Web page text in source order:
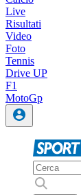
Live
Risultati
Video
Foto
Tennis
Drive UP
F1
MotoGp